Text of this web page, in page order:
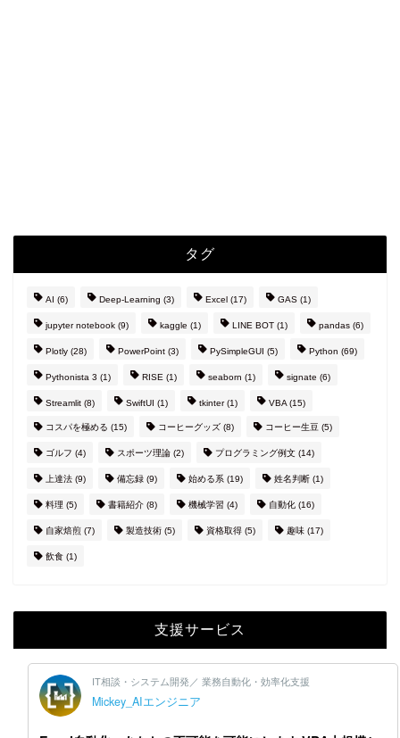
タグ
AI (6) Deep-Learning (3) Excel (17) GAS (1)
jupyter notebook (9) kaggle (1) LINE BOT (1) pandas (6)
Plotly (28) PowerPoint (3) PySimpleGUI (5) Python (69)
Pythonista 3 (1) RISE (1) seaborn (1) signate (6)
Streamlit (8) SwiftUI (1) tkinter(1) VBA(15)
コスパを極める (15) コーヒーグッズ (8) コーヒー生豆 (5)
ゴルフ (4) スポーツ理論 (2) プログラミング例文 (14)
上達法 (9) 備忘録 (9) 始める系 (19) 姓名判断 (1)
料理 (5) 書籍紹介 (8) 機械学習 (4) 自動化 (16)
自家焙煎 (7) 製造技術 (5) 資格取得 (5) 趣味 (17)
飲食 (1)
支援サービス